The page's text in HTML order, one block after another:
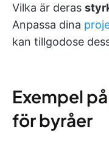
Vilka är deras
Anpassa dina
kan tillgodose
Exempel på
för byråer